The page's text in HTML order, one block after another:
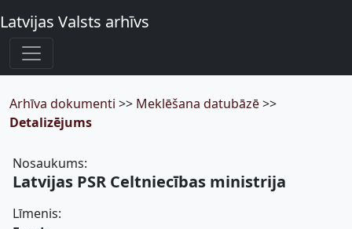
Latvijas Valsts arhīvs
Arhīva dokumenti >> Meklēšana datubāzē>>
Detalizējums
Nosaukums:
Latvijas PSR Celtniecības ministrija
Līmenis: